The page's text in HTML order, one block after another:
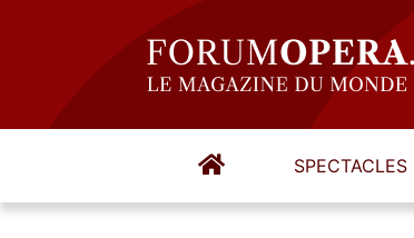
SPECTACLES